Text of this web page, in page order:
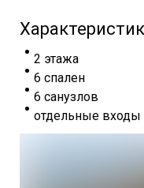
2 этажа
6 спален
6 санузлов
отдельные входы